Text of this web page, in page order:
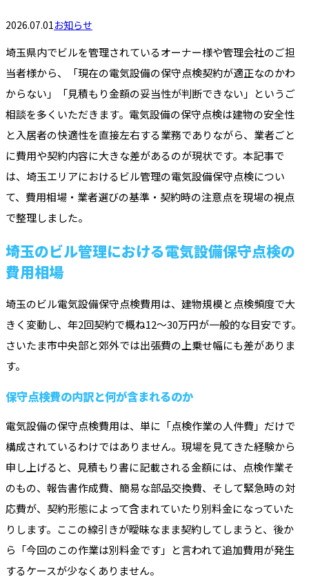
2026.07.01お知らせ
埼玉県内でビルを管理されているオーナー様や管理会社のご担
当者様から、「現在の電気設備の保守点検契約が適正なのかわ
からない」「見積もり金額の妥当性が判断できない」というご
相談を多くいただきます。電気設備の保守点検は建物の安全性
と入居者の快適性を直接左右する業務でありながら、業者ごと
に費用や契約内容に大きな差があるのが現状です。本記事で
は、埼玉エリアにおけるビル管理の電気設備保守点検につい
て、費用相場・業者選びの基準・契約時の注意点を現場の視点
で整理しました。
埼玉のビル管理における電気設備保守点検の
費用相場
埼玉のビル電気設備保守点検費用は、建物規模と点検頻度で大
きく変動し、年2回契約で概ね12〜30万円が一般的な目安です。
さいたま市中央部と郊外では出張費の上乗せ幅にも差がありま
す。
保守点検費の内訳と何が含まれるのか
電気設備の保守点検費用は、単に「点検作業の人件費」だけで
構成されているわけではありません。現場を見てきた経験から
申し上げると、見積もり書に記載される金額には、点検作業そ
のもの、報告書作成費、簡易な部品交換費、そして緊急時の対
応費が、契約形態によって含まれていたり別料金になっていた
りします。ここの線引きが曖昧なまま契約してしまうと、後か
ら「今回のこの作業は別料金です」と言われて追加費用が発生
するケースが少なくありません。